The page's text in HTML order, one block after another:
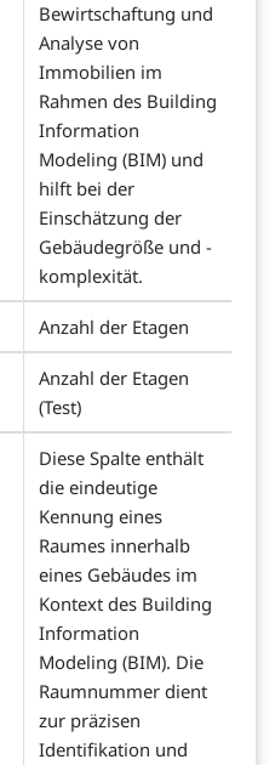
Bewirtschaftung und
Analyse von
Immobilien im
Rahmen des Building
Information
Modeling (BIM) und
hilft bei der
Einschätzung der
Gebäudegröße und -
komplexität.
Anzahl der Etagen
Anzahl der Etagen
(Test)
Diese Spalte enthält
die eindeutige
Kennung eines
Raumes innerhalb
eines Gebäudes im
Kontext des Building
Information
Modeling (BIM). Die
Raumnummer dient
zur präzisen
Identifikation und